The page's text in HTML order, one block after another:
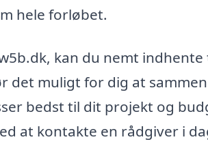
hele forløbet.
kan du nemt
det muligt for dig at
bedst til dit projekt og
at kontakte en rådgiver i